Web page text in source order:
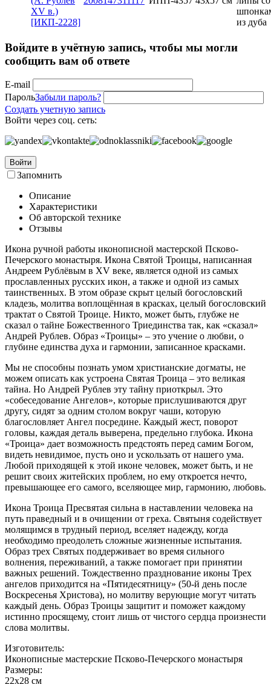
из дуба
Войдите в учётную запись, чтобы мы могли
сообщить вам об ответе
E-mail
ПарольЗабыли пароль?
Создать учетную запись
Войти через соц. сеть:
Войти
Запомнить
Описание
Характеристики
Об авторской технике
Отзывы
Икона ручной работы иконописной мастерской Псково-
Печерского монастыря. Икона Святой Троицы, написанная
Андреем Рублёвым в XV веке, является одной из самых
прославленных русских икон, а также и одной из самых
таинственных. В этом образе скрыт целый богословский
кладезь, молитва воплощённая в красках, целый богословский
трактат о Святой Троице. Никто, может быть, глубже не
сказал о тайне Божественного Триединства так, как «сказал»
Андрей Рублев. Образ «Троицы» – это учение о любви, о
глубине единства духа и гармонии, записанное красками.
Мы не способны познать умом христианские догматы, не
можем описать как устроена Святая Троица – это великая
тайна. Но Андрей Рублев эту тайну приоткрыл. Это
«собеседование Ангелов», которые прислушиваются друг
другу, сидят за одним столом вокруг чаши, которую
благословляет Ангел посредине. Каждый жест, поворот
головы, каждая деталь выверена, предельно глубока. Икона
«Троица» дает возможность предстоять перед самим Богом,
видеть невидимое, пусть оно и ускользать от нашего ума.
Любой приходящей к этой иконе человек, может быть, и не
решит своих житейских проблем, но ему откроется нечто,
превышающее его самого, вселяющее мир, гармонию, любовь.
Икона Троица Пресвятая сильна в наставлении человека на
путь праведный и в очищении от греха. Святыня содействует
молящимся в трудный период, вселяет надежду, когда
необходимо преодолеть сложные жизненные испытания.
Образ трех Святых поддерживает во время сильного
волнения, переживаний, а также помогает при принятии
важных решений. Тождественно празднование иконы Трех
ангелов приходится на «Пятидесятницу» (50-й день после
Воскресенья Христова), но молитву верующие могут читать
каждый день. Образ Троицы защитит и поможет каждому
истинно просящему, стоит лишь от чистого сердца произнести
слова молитвы.
Изготовитель:
Иконописные мастерские Псково-Печерского монастыря
Размеры:
22х28 см